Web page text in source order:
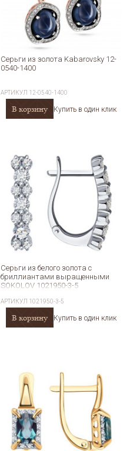
Серьги из золота Kabarovsky 12-
0540-1400
АРТИКУЛ 12-0540-1400
В корзину Купить в один клик
Серьги из белого золота с
бриллиантами выращенными
SOKOLOV 1021950-3-5
АРТИКУЛ 1021950-3-5
В корзину Купить в один клик